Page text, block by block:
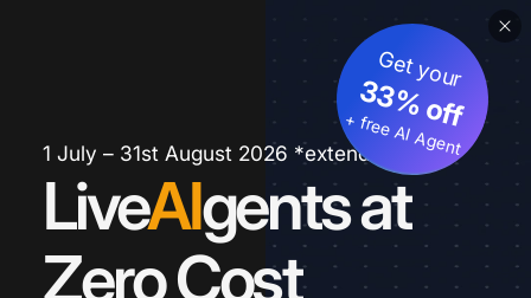
1 July – 31st August 2026 *extended
LiveAIgents at
Zero Cost
Get your
33% off
+ free AI Agent